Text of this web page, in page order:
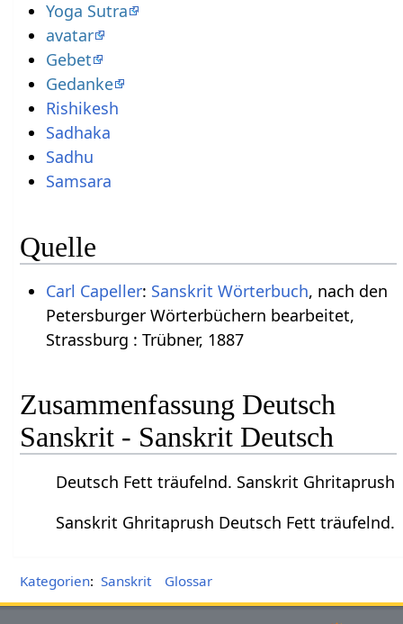
Yoga Sutra
avatar
Gebet
Gedanke
Rishikesh
Sadhaka
Sadhu
Samsara
Quelle
Carl Capeller: Sanskrit Wörterbuch, nach den
Petersburger Wörterbüchern bearbeitet,
Strassburg : Trübner, 1887
Zusammenfassung Deutsch
Sanskrit - Sanskrit Deutsch
Deutsch Fett träufelnd. Sanskrit Ghritaprush
Sanskrit Ghritaprush Deutsch Fett träufelnd.
Kategorien: Sanskrit Glossar